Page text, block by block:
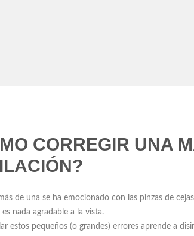
CORREGIR UNA
de una se ha emocionado con las pinzas de
nada agradable a la vista.
estos pequeños (o grandes) errores aprende a